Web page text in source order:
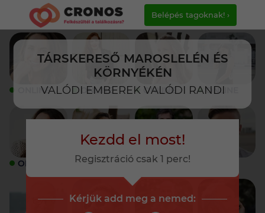
TÁRSKERESŐ MAROSLELÉN ÉS
KÖRNYÉKÉN
VALÓDI EMBEREK VALÓDI RANDI
Belépés tagoknak! ›
ONLINE ONLINE ONLINE ONLINE
ONLINE ONLINE ONLINE
Kezdd el most!
Regisztráció csak 1 perc!
Kérjük add meg a nemed: